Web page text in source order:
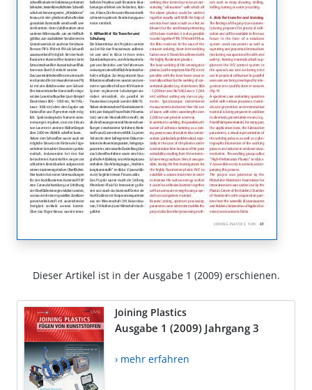
Dieser Artikel ist in der Ausgabe 1 (2009) erschienen.
Joining Plastics
Ausgabe 1 (2009) Jahrgang 3
› mehr erfahren